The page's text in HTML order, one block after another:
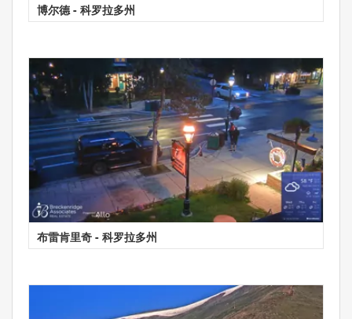
博尔德 - 科罗拉多州
布雷肯里奇 - 科罗拉多州